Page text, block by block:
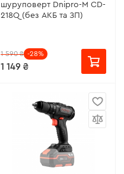
шуруповерт Dnipro-M CD-
218Q (без АКБ та ЗП)
1 590 ₴ -28%
1 149 ₴